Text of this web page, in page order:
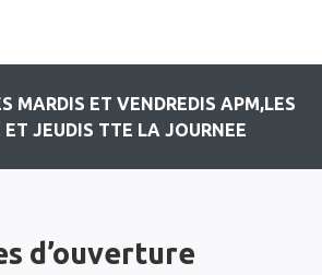
MARDIS ET VENDREDIS APM,LES
ET JEUDIS TTE LA JOURNEE
d’ouverture